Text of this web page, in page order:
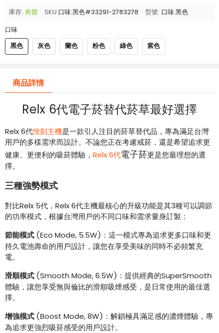
庫存: 有貨 SKU:口味:黑色#33291-2783278 型號: 口味:黑色
口味
黑色 灰色 蘭色 粉色 綠色 紫色
商品詳情
Relx 6代電子菸替代菸草最好選擇
Relx 6代悅刻主機是一款引人注目的菸草替代品，專為滿足台灣
用戶的多樣需求而設計。不論您正在考慮戒菸，還是希望追求更
健康、更便利的吸菸體驗， Relx 6代電子菸更是您最理想的選
擇。
三種強勢模式
對比Relx 5代，Relx 6代主機最核心的升級功能是其3種可以調節
的功率模式，根據台灣用戶的不同口味和需求量身訂製：
節能模式 (Eco Mode, 5.5W)：這一模式專為追求更多口味和更
持久電池壽命的用戶設計，讓您在享受美味的同時不必頻繁充
電。
滑順模式 (Smooth Mode, 6.5W)：提供經典的SuperSmooth
體驗，讓您享受無與倫比的滑順吸煙感受，是日常使用的最佳選
擇。
增強模式 (Boost Mode, 8W)：解鎖極具滿足感的濃煙體驗，專
為追求更強烈吸菸感受的用戶設計。